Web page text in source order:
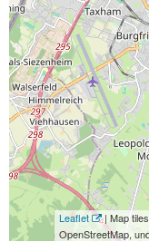
Leaflet
| Map
OpenStreetMap,